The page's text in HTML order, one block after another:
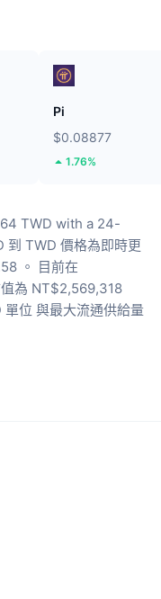
Pi
$0.08877
1.76%
TWD with a 24-
到 TWD 價格為即時更
。
目前在
為 NT$2,569,318
單位 與最大流通供給量